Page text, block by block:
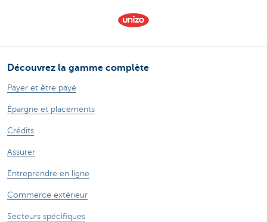
Découvrez la gamme complète
Payer et être payé
Épargne et placements
Crédits
Assurer
Entreprendre en ligne
Commerce extérieur
Secteurs spécifiques